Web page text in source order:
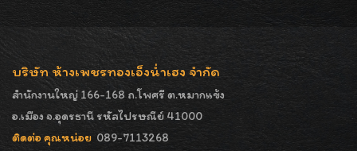
บริษัท ห้างเพชรทองเอ็งน่ำเฮง จำกัด
สำนักงานใหญ่ 166-168 ถ.โพศรี ต.หมากแข้ง
อ.เมือง จ.อุดรธานี รหัสไปรษณีย์ 41000
ติดต่อ คุณหน่อย 089-7113268